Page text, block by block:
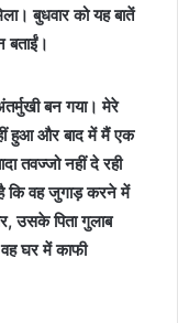
बुधवार को यह बातें
बताईं।
बन गया। मेरे
हुआ और बाद में मैं एक
तवज्जो नहीं दे रही
कि वह जुगाड़ करने में
उसके पिता गुलाब
घर में काफी